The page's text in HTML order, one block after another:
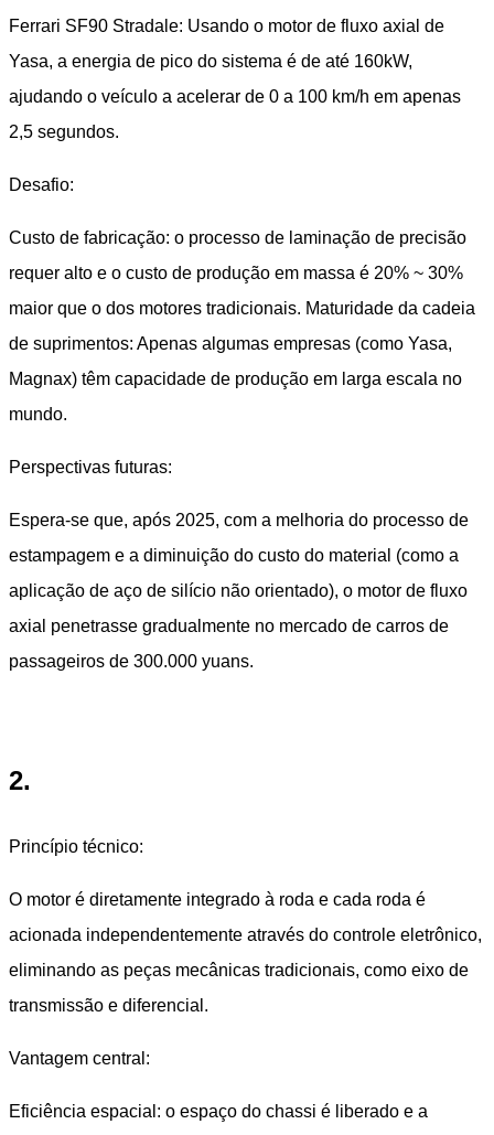
Ferrari SF90 Stradale: Usando o motor de fluxo axial de
Yasa, a energia de pico do sistema é de até 160kW,
ajudando o veículo a acelerar de 0 a 100 km/h em apenas
2,5 segundos.
Desafio:
Custo de fabricação: o processo de laminação de precisão
requer alto e o custo de produção em massa é 20% ~ 30%
maior que o dos motores tradicionais. Maturidade da cadeia
de suprimentos: Apenas algumas empresas (como Yasa,
Magnax) têm capacidade de produção em larga escala no
mundo.
Perspectivas futuras:
Espera-se que, após 2025, com a melhoria do processo de
estampagem e a diminuição do custo do material (como a
aplicação de aço de silício não orientado), o motor de fluxo
axial penetrasse gradualmente no mercado de carros de
passageiros de 300.000 yuans.
2.
Princípio técnico:
O motor é diretamente integrado à roda e cada roda é
acionada independentemente através do controle eletrônico,
eliminando as peças mecânicas tradicionais, como eixo de
transmissão e diferencial.
Vantagem central:
Eficiência espacial: o espaço do chassi é liberado e a